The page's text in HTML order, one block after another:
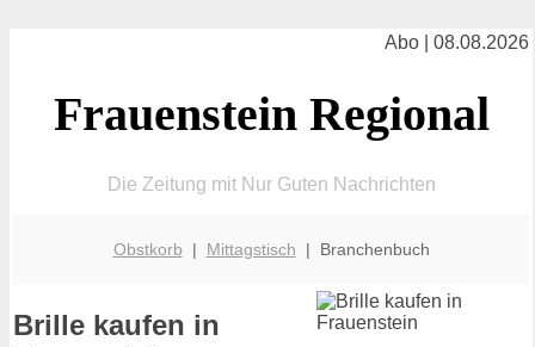
Abo | 08.08.2026
Frauenstein Regional
Die Zeitung mit Nur Guten Nachrichten
Obstkorb | Mittagstisch | Branchenbuch
Brille kaufen in